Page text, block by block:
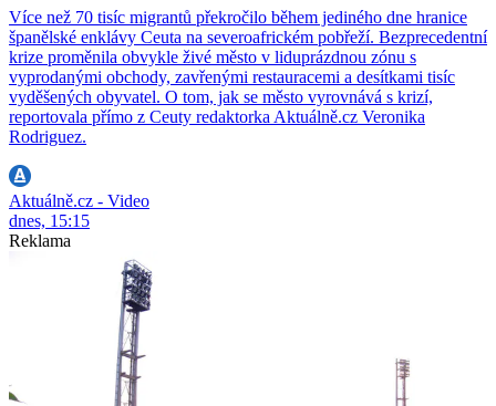
Více než 70 tisíc migrantů překročilo během jediného dne hranice
španělské enklávy Ceuta na severoafrickém pobřeží. Bezprecedentní
krize proměnila obvykle živé město v liduprázdnou zónu s
vyprodanými obchody, zavřenými restauracemi a desítkami tisíc
vyděšených obyvatel. O tom, jak se město vyrovnává s krizí,
reportovala přímo z Ceuty redaktorka Aktuálně.cz Veronika
Rodriguez.
Aktuálně.cz - Video
dnes, 15:15
Reklama